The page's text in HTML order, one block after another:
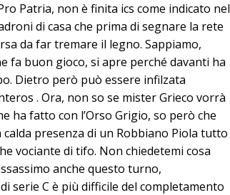
Patria, non è finita ics come indicato nel
di casa che prima di segnare la rete
da far tremare il legno. Sappiamo,
fa buon gioco, si apre perché davanti ha
Dietro però può essere infilzata
. Ora, non so se mister Grieco vorrà
ha fatto con l’Orso Grigio, so però che
presenza di un Robbiano Piola tutto
vociante di tifo. Non chiedetemi cosa
anche questo turno,
serie C è più difficile del completamento